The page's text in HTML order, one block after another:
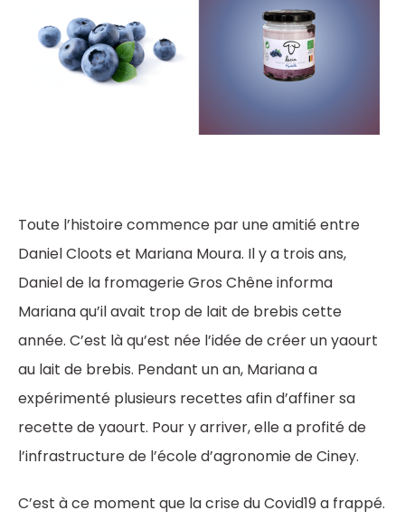
Toute l’histoire commence par une amitié entre
Daniel Cloots et Mariana Moura. Il y a trois ans,
Daniel de la fromagerie Gros Chêne informa
Mariana qu’il avait trop de lait de brebis cette
année. C’est là qu’est née l’idée de créer un yaourt
au lait de brebis. Pendant un an, Mariana a
expérimenté plusieurs recettes afin d’affiner sa
recette de yaourt. Pour y arriver, elle a profité de
l’infrastructure de l’école d’agronomie de Ciney.
C’est à ce moment que la crise du Covid19 a frappé.